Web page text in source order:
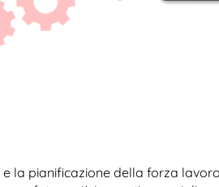
la pianificazione della forza